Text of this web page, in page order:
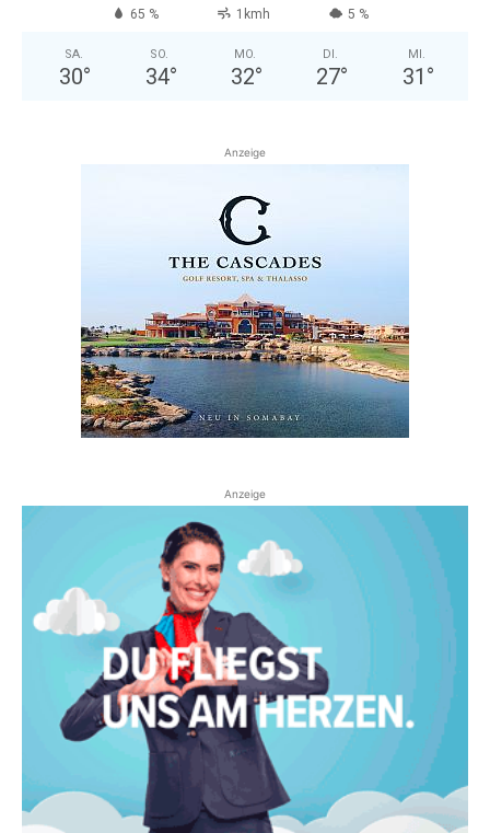
65 % 1kmh 5 %
SA.
30°
SO.
34°
MO.
32°
DI.
27°
MI.
31 °
Anzeige
Anzeige